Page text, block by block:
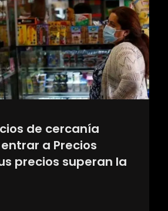
de cercanía
a Precios
precios superan la